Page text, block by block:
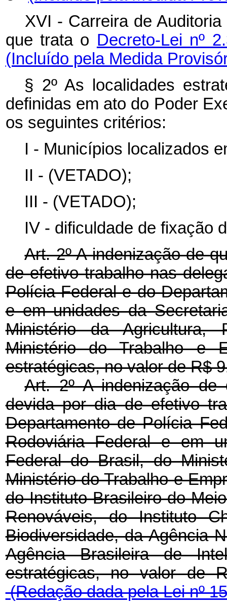
XVI - Carreira de
que trata o Decreto-Lei nº
(Incluído pela Medida
§ 2º As localidades
definidas em ato do Poder
os seguintes critérios:
I - Municípios localizados
II - (VETADO);
III - (VETADO);
IV - dificuldade de fixação
Art. 2º A indenização de
de efetivo trabalho nas
Polícia Federal e do
e em unidades da
Ministério da Agricultura,
Ministério do Trabalho e
estratégicas, no valor de R$
Art. 2º A indenização
devida por dia de efetivo
Departamento de Polícia
Rodoviária Federal e em
Federal do Brasil, do
Ministério do Trabalho e
do Instituto Brasileiro do
Renováveis, do Instituto
Biodiversidade, da Agência
Agência Brasileira de
estratégicas, no valor de
(Redação dada pela Lei nº